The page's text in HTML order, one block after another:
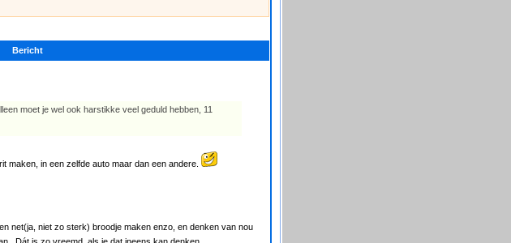
Bericht
moet je wel ook harstikke veel geduld hebben, 11
maken, in een zelfde auto maar dan een andere.
net(ja, niet zo sterk) broodje maken enzo, en denken van nou